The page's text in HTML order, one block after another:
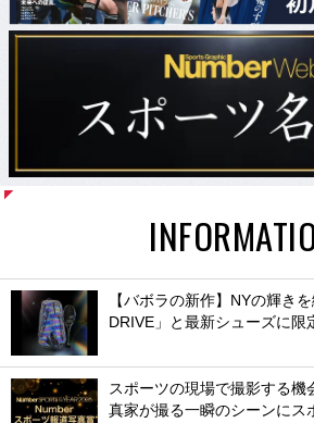
【バボラの新作】NYの輝き
DRIVE」と最新シューズに限
スポーツの現場で撮影する機
真家が撮る一瞬のシーンにス